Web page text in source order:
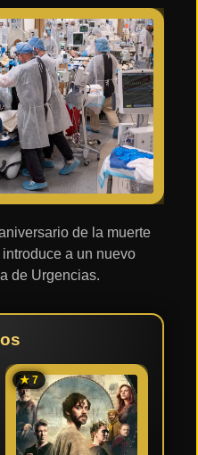
7:00 PM
8:00 PM
- 9:00 PM
- 10:00 PM
de la muerte
a un nuevo
de Urgencias.
★ 7